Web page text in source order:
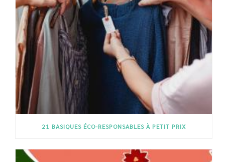
21 BASIQUES ÉCO-RESPONSABLES À PETIT PRIX